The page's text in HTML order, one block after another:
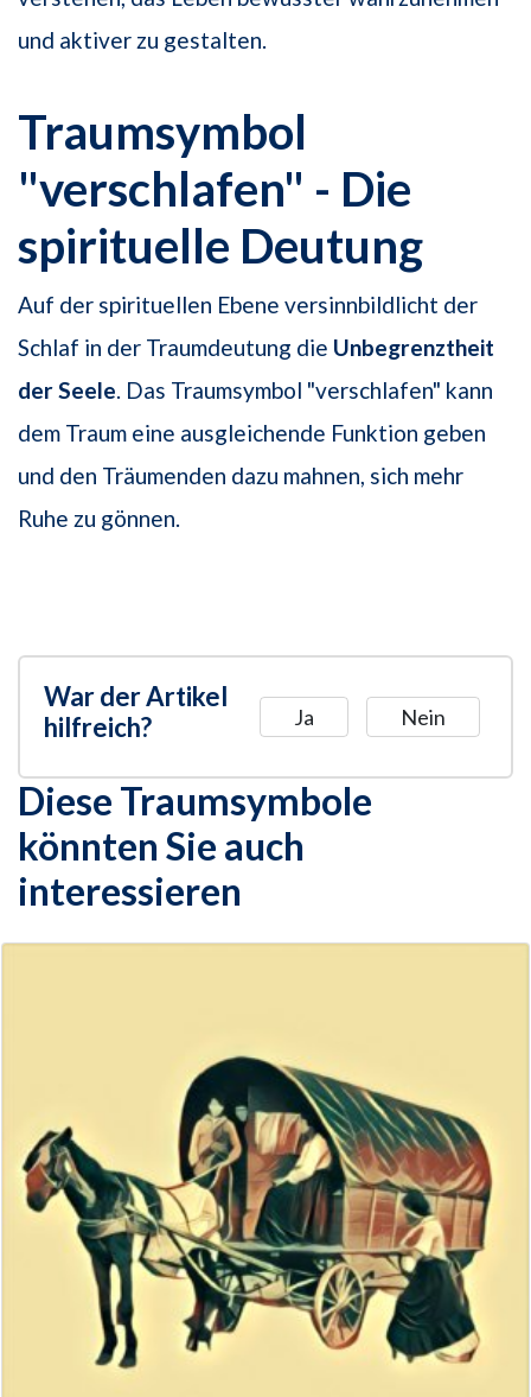
und aktiver zu gestalten.
Traumsymbol
"verschlafen" - Die
spirituelle Deutung
Auf der spirituellen Ebene versinnbildlicht der
Schlaf in der Traumdeutung die Unbegrenztheit
der Seele. Das Traumsymbol "verschlafen" kann
dem Traum eine ausgleichende Funktion geben
und den Träumenden dazu mahnen, sich mehr
Ruhe zu gönnen.
War der Artikel
hilfreich?
Ja Nein
Diese Traumsymbole
könnten Sie auch
interessieren